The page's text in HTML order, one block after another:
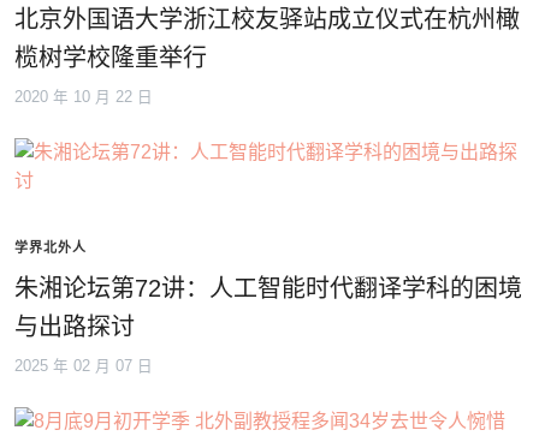
北京外国语大学浙江校友驿站成立仪式在杭州橄
榄树学校隆重举行
2020 年 10 月 22 日
学界北外人
朱湘论坛第72讲：人工智能时代翻译学科的困境
与出路探讨
2025 年 02 月 07 日